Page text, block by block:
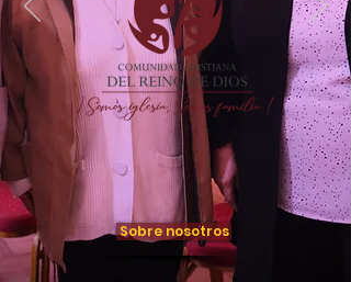
Sobre nosotros